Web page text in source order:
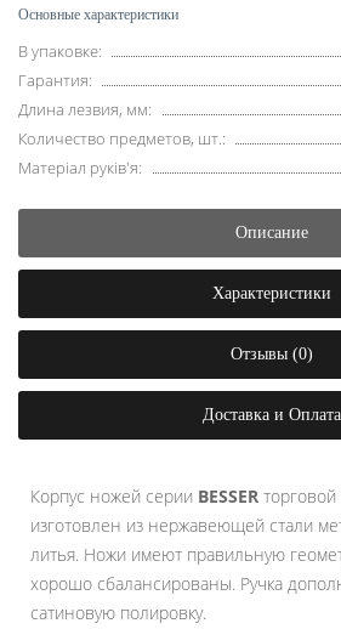
Основные характеристики
В упаковке:
Гарантия:
Длина лезвия, мм:
Количество предметов, шт.:
Матеріал руків'я:
Описание
Характеристики
Отзывы (0)
Доставка и Оплата
Корпус ножей серии BESSER
изготовлен из нержавеющей стали
литья. Ножи имеют правильную
хорошо сбалансированы. Ручка
сатиновую полировку.